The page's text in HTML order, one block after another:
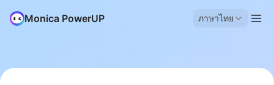
Monica PowerUP ภาษาไทย